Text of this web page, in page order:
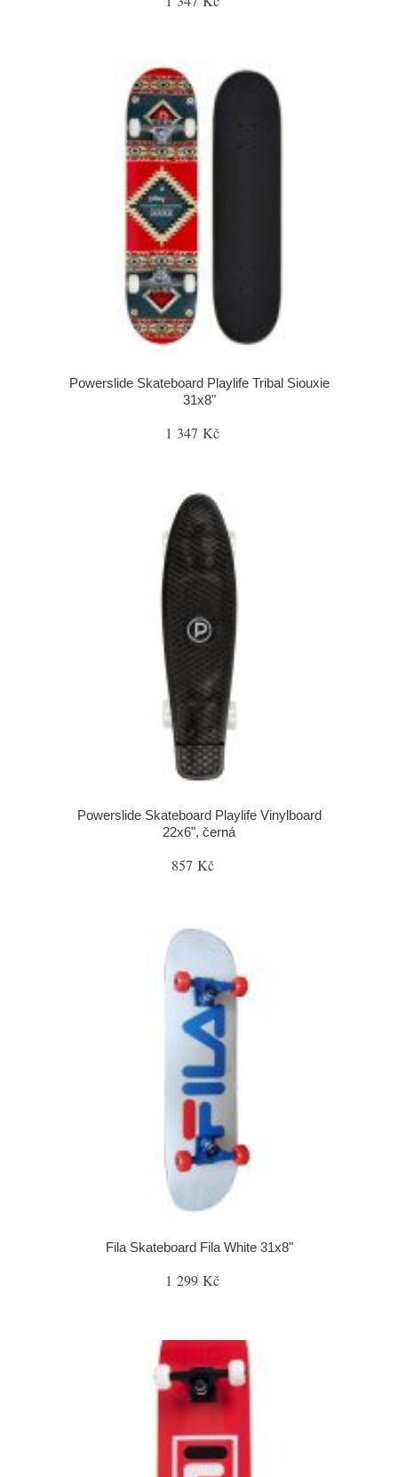
Powerslide Skateboard Playlife Tribal Siouxie
31x8"
1 347 Kč
Powerslide Skateboard Playlife Vinylboard
22x6", černá
857 Kč
Fila Skateboard Fila White 31x8"
1 299 Kč